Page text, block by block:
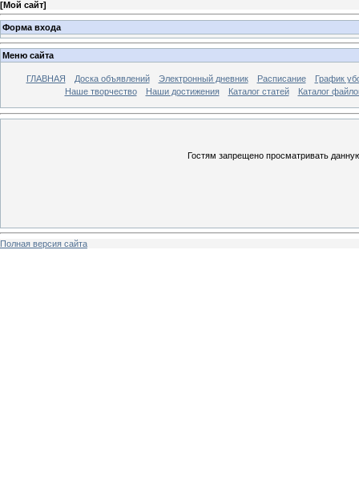
[Мой сайт]
Форма входа
Меню сайта
ГЛАВНАЯ Доска объявлений Электронный дневник Расписание
График
Наше творчество
Наши достижения Каталог статей Каталог
Гостям запрещено просматривать
Полная версия сайта